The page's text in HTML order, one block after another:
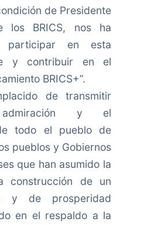
de Presidente
los BRICS, nos ha
participar en esta
y contribuir en el
BRICS+”.
de transmitir
y el
todo el pueblo de
pueblos y Gobiernos
que han asumido la
construcción de un
y de prosperidad
en el respaldo a la